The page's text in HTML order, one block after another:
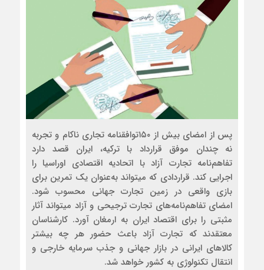
پس از امضای بیش از ۱۵۰توافق‏نامه تجاری ناکام و تجربه
نه ‏چندان موفق قرارداد با ترکیه، ایران قصد دارد
تفاهم‌نامه تجارت آزاد با اتحادیه اقتصادی اوراسیا را
اجرایی کند. قراردادی که می‏تواند به‌عنوان یک تمرین برای
بازی واقعی در زمین تجارت جهانی محسوب شود.
امضای تفاهم‌نامه‌های تجارت ترجیحی و آزاد می‏تواند آثار
مثبتی را برای اقتصاد ایران به ارمغان آورد. کارشناسان
معتقدند که تجارت آزاد باعث حضور هر چه بیشتر
کالاهای ایرانی در بازار جهانی و جذب سرمایه خارجی و
انتقال تکنولوژی به کشور خواهد شد.